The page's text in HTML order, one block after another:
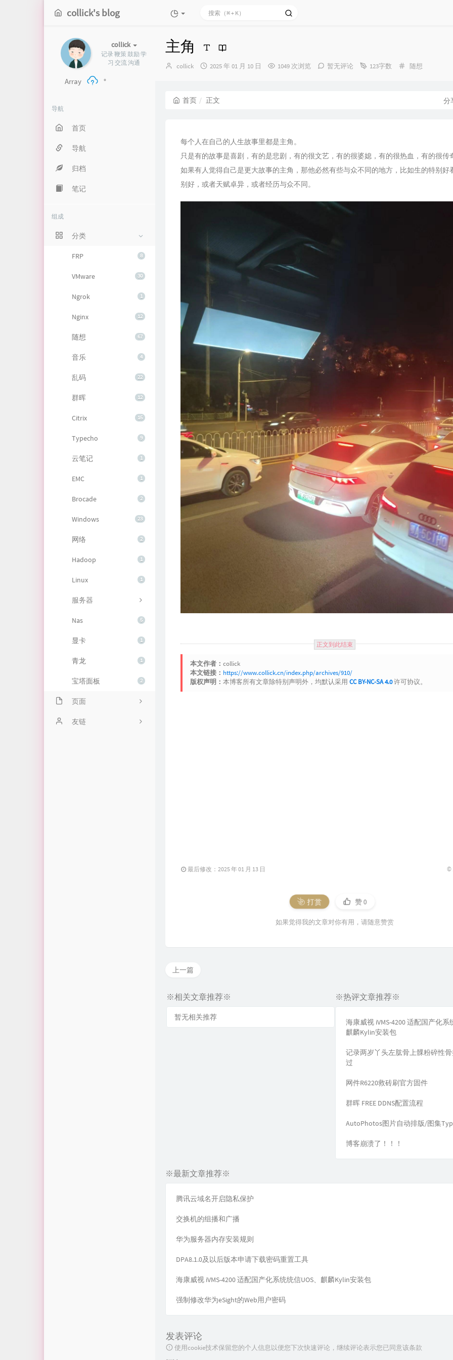
collick's blog
collick
记录 鞭策 鼓励 学
习 交流 沟通
Array °
导航
首页
导航
归档
笔记
组成
分类
8
FRP
30
VMware
1
Ngrok
12
Nginx
67
随想
4
音乐
22
乱码
12
群晖
15
Citrix
9
Typecho
1
云笔记
1
EMC
2
Brocade
23
Windows
2
网络
1
Hadoop
1
Linux
服务器
5
Nas
1
显卡
1
青龙
2
宝塔面板
页面
关于我
友链
主角
博
collick
发
2025 年 01 月 10 日 1049 次浏览 暂无评论 123字数
分
随想
首页 正文 分
每个人在自己的人生故事里都是主角。
只是有的故事是喜剧，有的是悲剧，有的很文艺，有的很婆媳，有的很热血，有的很传
如果有人觉得自己是更大故事的主角，那他必然有些与众不同的地方，比如生的特别好
别好，或者天赋卓异，或者经历与众不同。
正文到此结束
本文作者： collick
本文链接： https://www.collick.cn/index.php/archives/910/
版权声明： 本博客所有文章除特别声明外，均默认采用 CC BY-NC-SA 4.0许可协议。
最后修改：2025 年 01 月 13 日 ©
打赏 赞0
如果觉得我的文章对你有用，请随意赞赏
上一篇
※相关文章推荐※
暂无相关推荐
※热评文章推荐※
海康威视 iVMS-4200 适配国产化系
麒麟Kylin安装包
记录两岁丫头左肱骨上髁粉碎性
过
网件R6220救砖刷官方固件
群晖 FREE DDNS配置流程
AutoPhotos图片自动排版/图集
博客崩溃了！！！
※最新文章推荐※
腾讯云域名开启隐私保护
交换机的组播和广播
华为服务器内存安装规则
DPA8.1.0及以后版本申请下载密码重置工具
海康威视 iVMS-4200 适配国产化系统统信UOS、麒麟Kylin安装包
强制修改华为eSight的Web用户密码
发表评论
使用cookie技术保留您的个人信息以便您下次快速评论，继续评论表示您已同意该条款